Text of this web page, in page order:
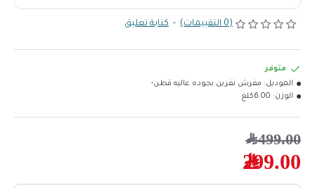
(0 التقييمات) - كتابة تعليق
299.00﷼
499.00﷼
متوفر
الموديل: مفرش نفرين بجوده عاليه قطن-
الوزن: 6.00كلغ